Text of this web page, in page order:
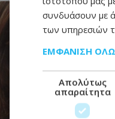
συνδυάσουν με
των υπηρεσιών
ΕΜΦΆΝΙΣΗ
Απολύτως
απαραίτητα